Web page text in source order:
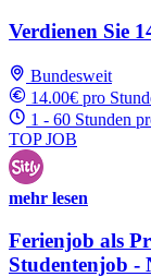
Verdienen Sie
Bundesweit
14.00€ pro
1 - 60 Stunden
TOP JOB
mehr lesen
Ferienjob als
Studentenjob -